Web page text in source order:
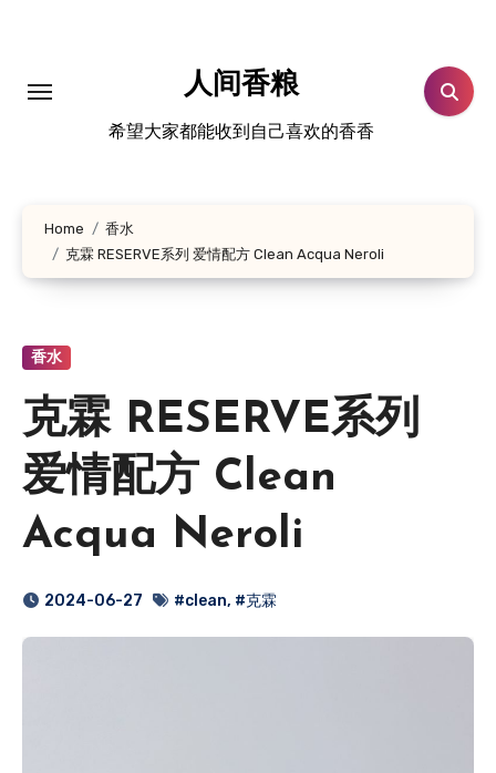
人间香粮
希望大家都能收到自己喜欢的香香
Home
香水
克霖 RESERVE系列 爱情配方 Clean Acqua Neroli
香水
克霖 RESERVE系列
爱情配方 Clean
Acqua Neroli
2024-06-27 #clean, #克霖